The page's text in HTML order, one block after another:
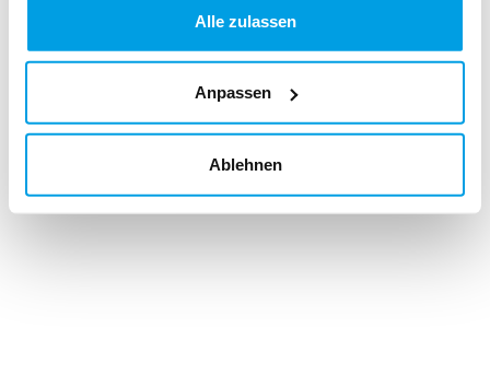
Alle zulassen
Anpassen
Ablehnen